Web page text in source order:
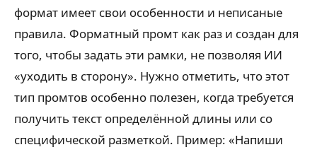
формат имеет свои особенности и неписаные
правила. Форматный промт как раз и создан для
того, чтобы задать эти рамки, не позволяя ИИ
«уходить в сторону». Нужно отметить, что этот
тип промтов особенно полезен, когда требуется
получить текст определённой длины или со
специфической разметкой. Пример: «Напиши